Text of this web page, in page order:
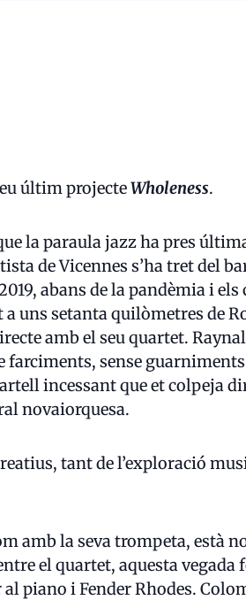
últim projecteWholeness.
la paraula jazz ha pres
de Vicennes s’ha tret del
abans de la pandèmia i
uns setanta quilòmetres de
amb el seu quartet.
sense
incessant que et colpeja
novaiorquesa.
tant de l’exploració
amb la seva trompeta, està
el quartet, aquesta
piano i Fender Rhodes.